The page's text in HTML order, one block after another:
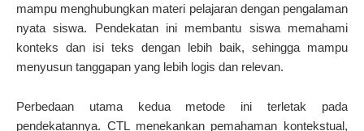
mampu menghubungkan materi pelajaran dengan pengalaman
nyata siswa. Pendekatan ini membantu siswa memahami
konteks dan isi teks dengan lebih baik, sehingga mampu
menyusun tanggapan yang lebih logis dan relevan.
Perbedaan utama kedua metode ini terletak pada
pendekatannya. CTL menekankan pemahaman kontekstual,